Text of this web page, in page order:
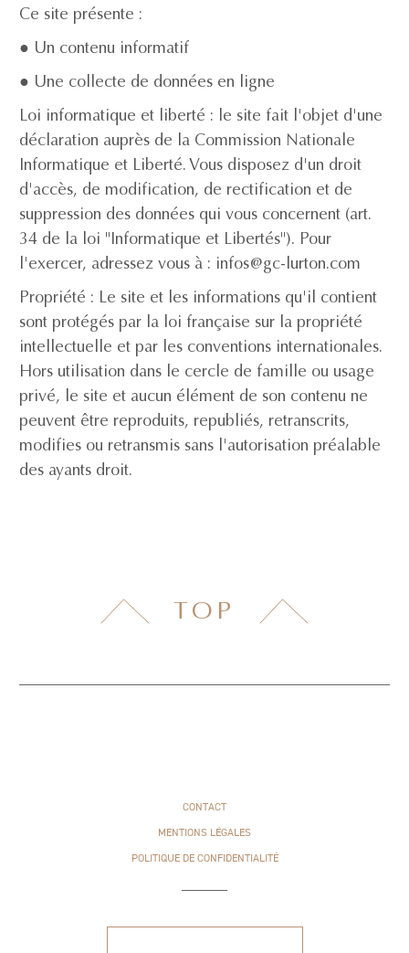
Ce site présente :
● Un contenu informatif
● Une collecte de données en ligne
Loi informatique et liberté : le site fait l'objet d'une
déclaration auprès de la Commission Nationale
Informatique et Liberté. Vous disposez d'un droit
d'accès, de modification, de rectification et de
suppression des données qui vous concernent (art.
34 de la loi "Informatique et Libertés"). Pour
l'exercer, adressez vous à : infos@gc-lurton.com
Propriété : Le site et les informations qu'il contient
sont protégés par la loi française sur la propriété
intellectuelle et par les conventions internationales.
Hors utilisation dans le cercle de famille ou usage
privé, le site et aucun élément de son contenu ne
peuvent être reproduits, republiés, retranscrits,
modifies ou retransmis sans l'autorisation préalable
des ayants droit.
TOP
CONTACT
MENTIONS LÉGALES
POLITIQUE DE CONFIDENTIALITÉ